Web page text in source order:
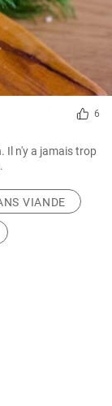
6
Il n'y a jamais trop
VIANDE